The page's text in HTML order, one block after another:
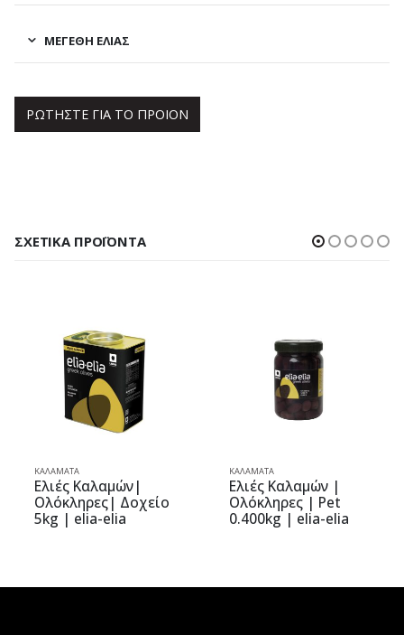
ΜΕΓΈΘΗ ΕΛΙΆΣ
ΡΩΤΗΣΤΕ ΓΙΑ ΤΟ ΠΡΟΙΟΝ
ΣΧΕΤΙΚΆ ΠΡΟΪΌΝΤΑ
Δοχείο
Ελιές Καλαμών |
Ολόκληρες | Pet
0.400kg | elia-elia
Ελιές
Ολόκληρες |
13kg | elitsa